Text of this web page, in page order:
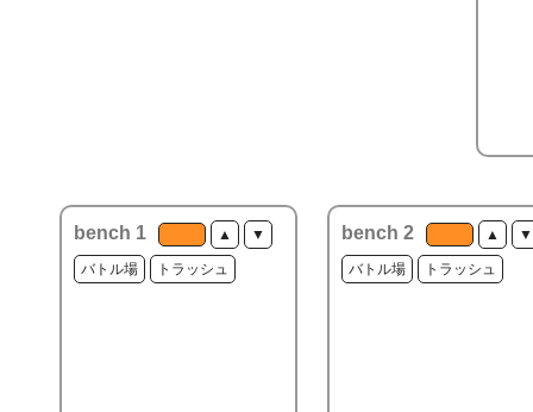
bench 1 ▲ ▼
バトル場 トラッシュ
bench 2 ▲ ▼
バトル場 トラッシュ